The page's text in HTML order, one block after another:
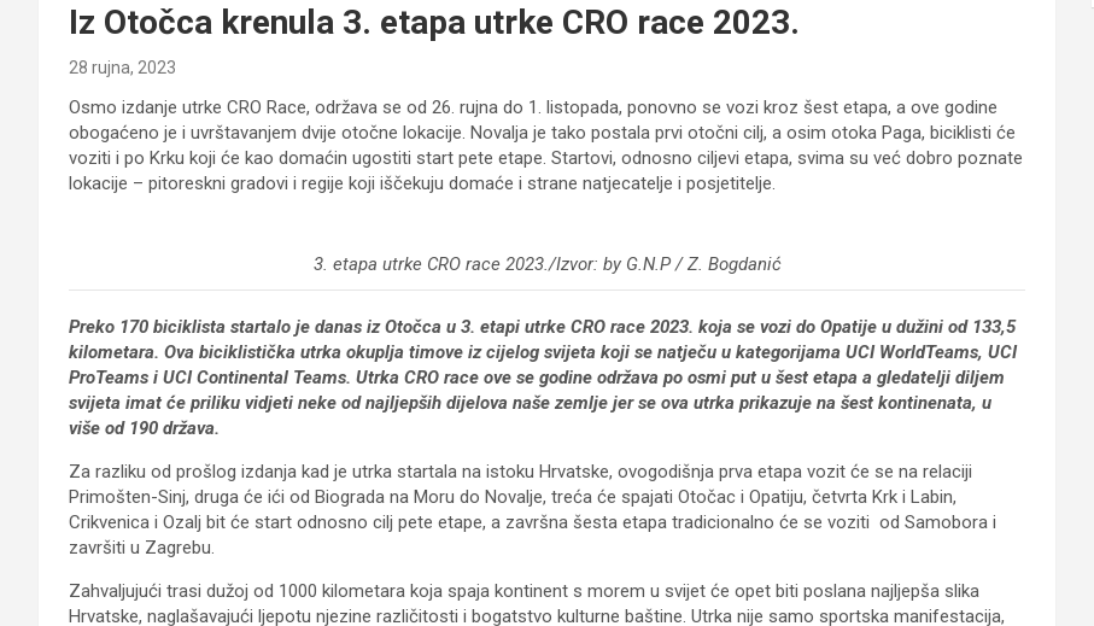
Iz Otočca krenula 3. etapa utrke CRO race 2023.
28 rujna, 2023
Osmo izdanje utrke CRO Race, održava se od 26. rujna do 1. listopada, ponovno se vozi kroz šest etapa, a ove godine
obogaćeno je i uvrštavanjem dvije otočne lokacije. Novalja je tako postala prvi otočni cilj, a osim otoka Paga, biciklisti će
voziti i po Krku koji će kao domaćin ugostiti start pete etape. Startovi, odnosno ciljevi etapa, svima su već dobro poznate
lokacije – pitoreskni gradovi i regije koji iščekuju domaće i strane natjecatelje i posjetitelje.
3. etapa utrke CRO race 2023./Izvor: by G.N.P / Z. Bogdanić
Preko 170 biciklista startalo je danas iz Otočca u 3. etapi utrke CRO race 2023. koja se vozi do Opatije u dužini od 133,5
kilometara. Ova biciklistička utrka okuplja timove iz cijelog svijeta koji se natječu u kategorijama UCI WorldTeams, UCI
ProTeams i UCI Continental Teams. Utrka CRO race ove se godine održava po osmi put u šest etapa a gledatelji diljem
svijeta imat će priliku vidjeti neke od najljepših dijelova naše zemlje jer se ova utrka prikazuje na šest kontinenata, u
više od 190 država.
Za razliku od prošlog izdanja kad je utrka startala na istoku Hrvatske, ovogodišnja prva etapa vozit će se na relaciji
Primošten-Sinj, druga će ići od Biograda na Moru do Novalje, treća će spajati Otočac i Opatiju, četvrta Krk i Labin,
Crikvenica i Ozalj bit će start odnosno cilj pete etape, a završna šesta etapa tradicionalno će se voziti od Samobora i
završiti u Zagrebu.
Zahvaljujući trasi dužoj od 1000 kilometara koja spaja kontinent s morem u svijet će opet biti poslana najljepša slika
Hrvatske, naglašavajući ljepotu njezine različitosti i bogatstvo kulturne baštine. Utrka nije samo sportska manifestacija,